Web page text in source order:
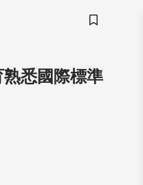
儲存書籤
悉國際標準